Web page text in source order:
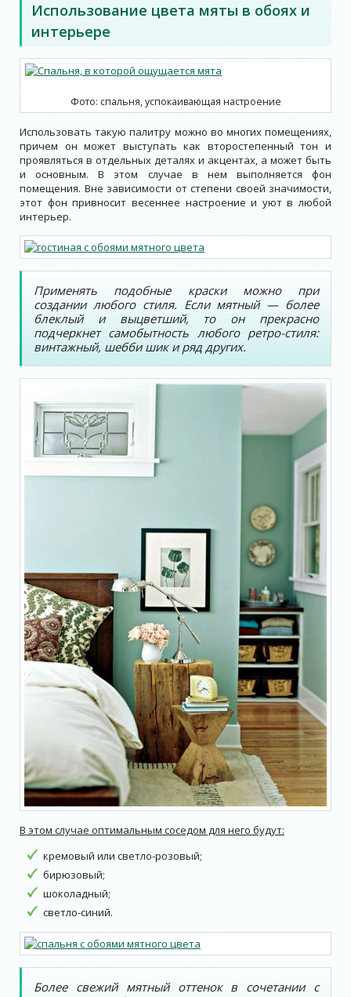
Использование цвета мяты в обоях и
интерьере
Фото: спальня, успокаивающая настроение
Использовать такую палитру можно во многих помещениях,
причем он может выступать как второстепенный тон и
проявляться в отдельных деталях и акцентах, а может быть
и основным. В этом случае в нем выполняется фон
помещения. Вне зависимости от степени своей значимости,
этот фон привносит весеннее настроение и уют в любой
интерьер.
Применять подобные краски можно при
создании любого стиля. Если мятный — более
блеклый и выцветший, то он прекрасно
подчеркнет самобытность любого ретро-стиля:
винтажный, шебби шик и ряд других.
В этом случае оптимальным соседом для него будут:
кремовый или светло-розовый;
бирюзовый;
шоколадный;
светло-синий.
Более свежий мятный оттенок в сочетании с